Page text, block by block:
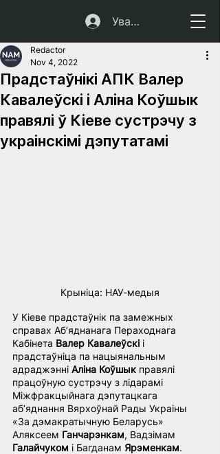
Увайсці
Прадстаўнікі АПК Валер
Кавалеўскі і Аліна Коўшык
правялі ў Кіеве сустрэчу з
украінскімі дэпутатамі
Redactor
Nov 4, 2022
Крынiца: НАУ-медыя
У Кіеве прадстаўнік па замежных
справах Аб’яднанага Пераходнага
Кабінета Валер Кавалеўскі і
прадстаўніца па нацыянальным
адраджэнні Аліна Коўшык правялі
працоўную сустрэчу з лідарамі
Міжфракцыйнага дэпутацкага
аб’яднання Вярхоўнай Рады Украіны
«За дэмакратычную Беларусь»
Аляксеем Ганчарэнкам, Вадзімам
Галайчуком і Багданам Ярэменкам.